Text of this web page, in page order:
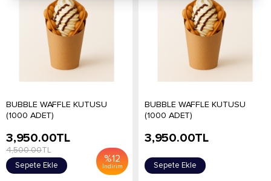
BUBBLE WAFFLE KUTUSU
(1000 ADET)
%12
İndirim
3,950.00TL
4,500.00TL
Sepete Ekle
BUBBLE WAFFLE KUTUSU
(1000 ADET)
3,950.00TL
Sepete Ekle